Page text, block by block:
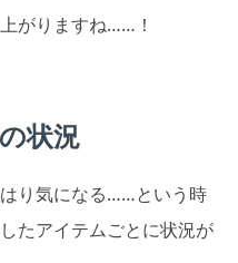
がりますね……！
状況
り気になる……という時
たアイテムごとに状況が